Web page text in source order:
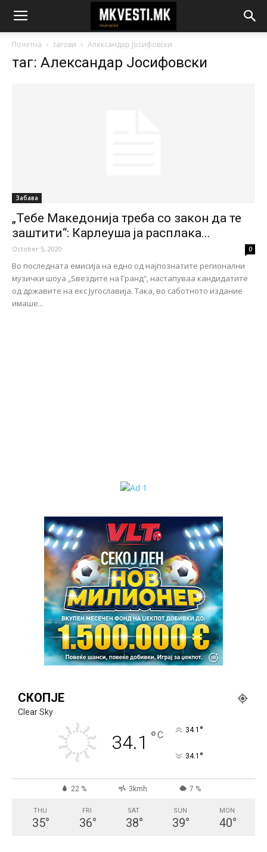
Почетна тагови Александар Јосифовски
таг: Александар Јосифовски
Забава
„Тебе Македонија треба со закон да те
заштити“: Карлеуша ја расплака...
October 5, 2020 0
Во последната емисија на едно од најпознатите регионални
музички шоуа „Ѕвездите на Гранд“, настапуваа кандидатите
од државите на екс Југославија. Така, во саботното издание
имаше...
СКОПЈЕ
Clear Sky
34.1 °C 34.1 °
34.1 °
22 % 3kmh 7 %
THU
35°
FRI
36°
SAT
38°
SUN
39°
MON
40°